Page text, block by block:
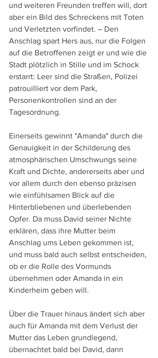
und weiteren Freunden treffen will, dort
aber ein Bild des Schreckens mit Toten
und Verletzten vorfindet. – Den
Anschlag spart Hers aus, nur die Folgen
auf die Betroffenen zeigt er und wie die
Stadt plötzlich in Stille und im Schock
erstarrt: Leer sind die Straßen, Polizei
patrouilliert vor dem Park,
Personenkontrollen sind an der
Tagesordnung.
Einerseits gewinnt "Amanda" durch die
Genauigkeit in der Schilderung des
atmosphärischen Umschwungs seine
Kraft und Dichte, andererseits aber und
vor allem durch den ebenso präzisen
wie einfühlsamen Blick auf die
Hinterbliebenen und überlebenden
Opfer. Da muss David seiner Nichte
erklären, dass ihre Mutter beim
Anschlag ums Leben gekommen ist,
und muss bald auch selbst entscheiden,
ob er die Rolle des Vormunds
übernehmen oder Amanda in ein
Kinderheim geben will.
Über die Trauer hinaus ändert sich aber
auch für Amanda mit dem Verlust der
Mutter das Leben grundlegend,
übernachtet bald bei David, dann